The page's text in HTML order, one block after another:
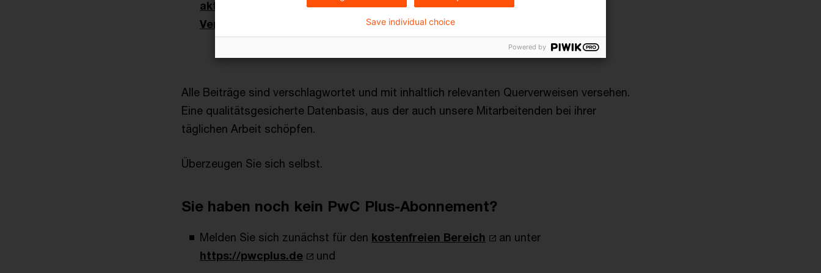
aktuarieller Blick auf Klimawandel, Risikomanagement und
Versicherungsschutz
Alle Beiträge sind verschlagwortet und mit inhaltlich relevanten Querverweisen versehen.
Eine qualitätsgesicherte Datenbasis, aus der auch unsere Mitarbeitenden bei ihrer
täglichen Arbeit schöpfen.
Überzeugen Sie sich selbst.
Sie haben noch kein PwC Plus-Abonnement?
Melden Sie sich zunächst für den kostenfreien Bereich
an unter
https://pwcplus.de
und
Save individual choice
Powered by